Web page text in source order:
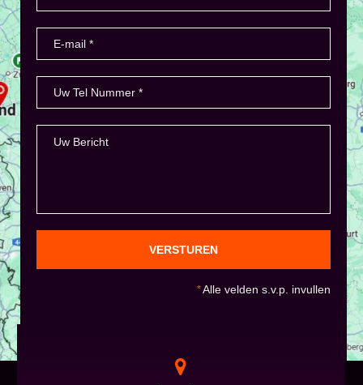
VERSTUREN
*Alle velden s.v.p. invullen